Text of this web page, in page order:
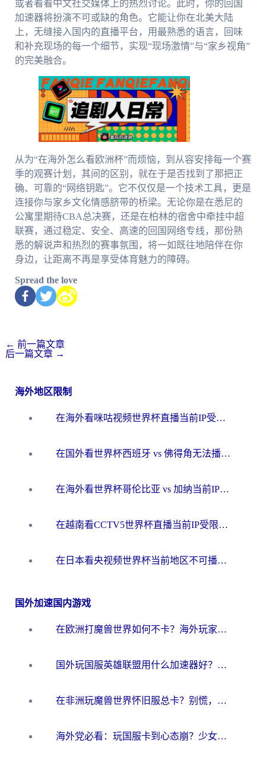
或者看看中文社交媒体上的热烈讨论。此时，你的回国
加速器将扮演不可或缺的角色。它能让你在北美大陆
上，无缝接入国内的直播平台，用最熟悉的语言，回味
和补充现场的每一个细节，实现“现场激情”与“家乡视角”
的完美融合。
从为“在海外怎么看欧洲杯”而烦恼，到从容安排每一个赛
季的观赛计划，其间的区别，就在于是否找到了那把正
确、可靠的“网络钥匙”。它不仅仅是一个技术工具，更是
连接你与家乡文化情感脐带的桥梁。无论你是在悉尼的
公寓里期待CBA总决赛，还是在柏林的宿舍中牵挂中超
联赛，通过稳定、安全、高速的回国网络专线，那份熟
悉的解说声和热烈的赛事氛围，将一如既往地陪伴在你
身边，让距离不再是享受体育魅力的障碍。
Spread the love
← 前一篇文章
后一篇文章 →
海外地区限制
在海外看咪咕视频世界杯直播当前IP受限制？这篇指南帮你搞定所有体育赛事观看难题
在国外看世界杯西班牙 vs 佛得角无法播放？这篇指南帮你解锁所有中文体育直播
在海外看世界杯哥伦比亚 vs 加纳当前IP受限制？这篇指南帮你流畅看中文解说赛事
在越南看CCTV5世界杯直播当前IP受限制？海外党体育观赛终极指南来了
在日本看央视频世界杯当前地区不可播放？海外党体育观赛终极指南
国外加速国内游戏
在欧洲打魔兽世界如何不卡？海外玩家的国服游戏加速终极攻略
国外玩国服英雄联盟用什么加速器好？海外党亲测有效的国服游戏加速指南
在非洲玩魔兽世界怀旧服总卡？别慌，这份指南帮你丝滑开荒
海外党必看：玩国服卡到心态崩？少女前线云图计划加速器免费推荐+碧蓝航线足球世界流畅攻略